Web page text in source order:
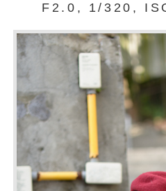
F2.0, 1/320,